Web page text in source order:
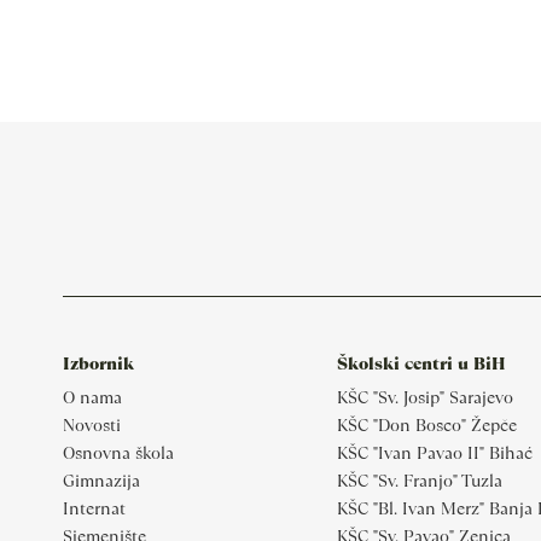
Izbornik
O nama
Novosti
Osnovna škola
Gimnazija
Internat
Sjemenište
Školski centri u BiH
KŠC "Sv. Josip" Sarajevo
KŠC "Don Bosco" Žepče
KŠC "Ivan Pavao II" Bihać
KŠC "Sv. Franjo" Tuzla
KŠC "Bl. Ivan Merz" Banja
KŠC "Sv. Pavao" Zenica